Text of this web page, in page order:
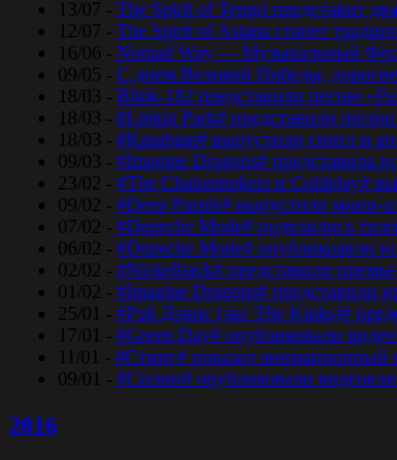
13/07 - The Spirit of Tengri представит
12/07 - The Spirit of Astana станет
16/06 - Nomad Way — Музыкальный
09/05 - С днем Великой Победы,
18/03 - Blink-182 представили песню
18/03 - #Linkin Park# представили
18/03 - #Kasabian# выпустили сингл и
09/03 - #Imagine Dragons# представила
23/02 - #The Chainsmokers и Coldplay#
09/02 - #Deep Purple# выпустили мини-
07/02 - #Depeche Mode# поделились
06/02 - #Depeche Mode# опубликоавли
02/02 - #Nickelback# представили
01/02 - #Imagine Dragons# представили
25/01 - #Рэй Дэвис (экс The Kinks)#
17/01 - #Green Day# опубликовали
11/01 - #Стинг# показал анимационный
09/01 - #Сплин# опубликовали
2016